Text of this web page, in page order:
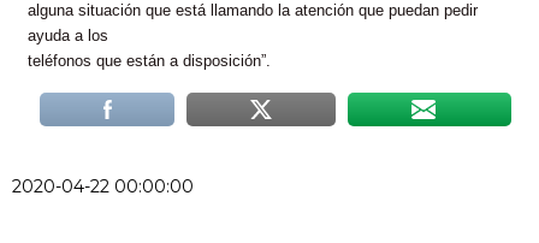
alguna situación que está llamando la atención que puedan pedir
ayuda a los
teléfonos que están a disposición”.
2020-04-22 00:00:00